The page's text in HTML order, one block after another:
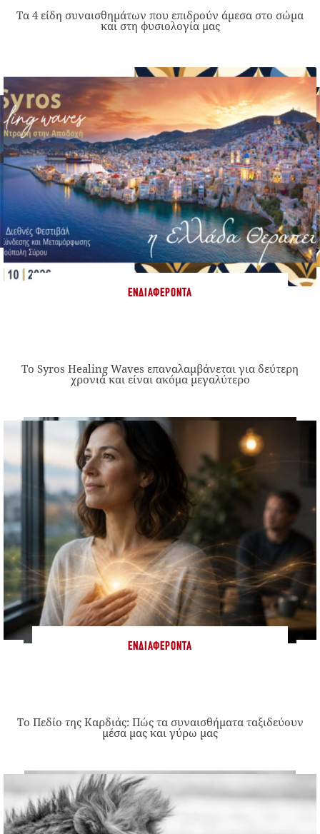
Τα 4 είδη συναισθημάτων που επιδρούν άμεσα στο σώμα
και στη φυσιολογία μας
ΕΝΔΙΑΦΈΡΟΝΤΑ
Το Syros Healing Waves επαναλαμβάνεται για δεύτερη
χρονιά και είναι ακόμα μεγαλύτερο
ΕΝΔΙΑΦΈΡΟΝΤΑ
Το Πεδίο της Καρδιάς: Πώς τα συναισθήματα ταξιδεύουν
μέσα μας και γύρω μας